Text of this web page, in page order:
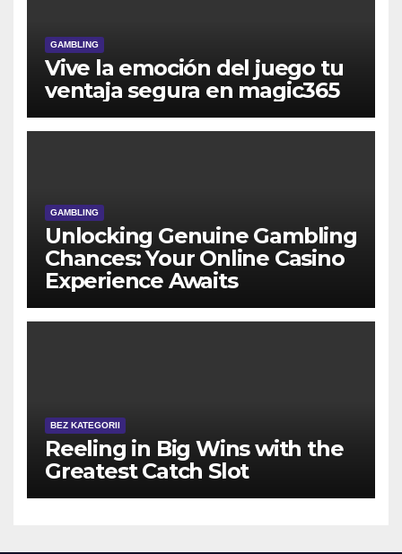
GAMBLING
Vive la emoción del juego tu
ventaja segura en magic365
GAMBLING
Unlocking Genuine Gambling
Chances: Your Online Casino
Experience Awaits
BEZ KATEGORII
Reeling in Big Wins with the
Greatest Catch Slot